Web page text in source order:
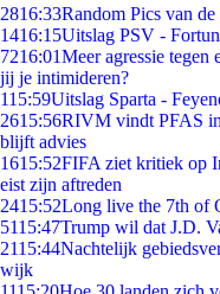
2816:33Random Pics van de
1416:15Uitslag PSV -
7216:01Meer agressie tegen
jij je intimideren?
115:59Uitslag Sparta -
2615:56RIVM vindt PFAS in
blijft advies
1615:52FIFA ziet kritiek op
eist zijn aftreden
2415:52Long live the 7th of
5115:47Trump wil dat J.D.
2115:44Nachtelijk
wijk